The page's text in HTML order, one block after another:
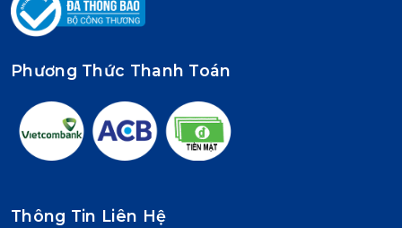
Phương Thức Thanh Toán
Thông Tin Liên Hệ